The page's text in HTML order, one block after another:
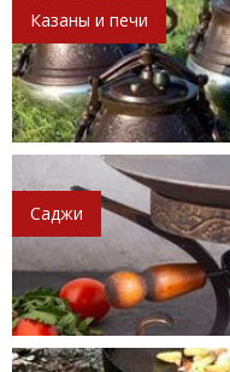
Казаны и печи
Саджи